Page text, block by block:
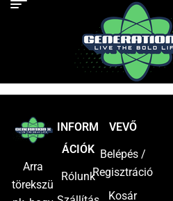
Arra
törekszü
INFORM
ÁCIÓK
Rólunk
VEVŐ
Belépés /
Regisztráció
Kosár